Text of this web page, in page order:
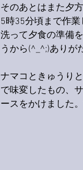
そのあとはまた夕
5時35分頃まで作
洗って夕食の準備
うから(^_^;)ありが
ナマコときゅうり
で味変したもの、
ースをかけました